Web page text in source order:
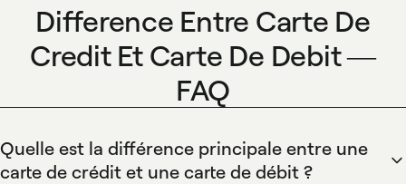
Difference Entre Carte De
Credit Et Carte De Debit —
FAQ
Quelle est la différence principale entre une
carte de crédit et une carte de débit ?